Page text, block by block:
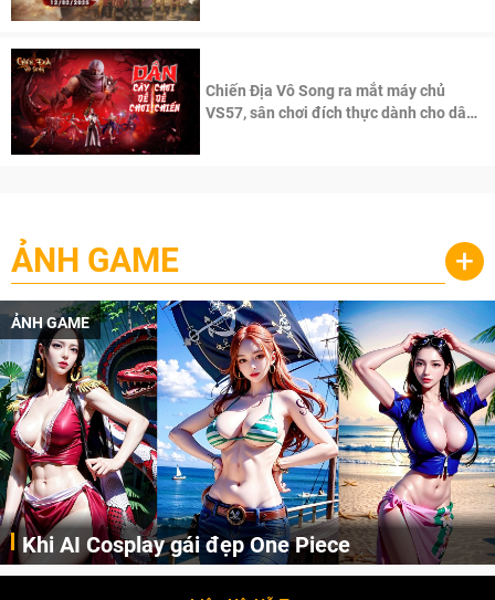
Chiến Địa Vô Song ra mắt máy chủ
VS57, sân chơi đích thực dành cho dân
ẢNH GAME +
ẢNH GAME
Khi AI Cosplay gái đẹp One Piece
Những cô nàng nóng bỏng Boa Hancock, Nico Robin, Nami, Yamato hay Perona được AI vẽ lại dưới hình thức Cosplay cực kỳ chuẩn chỉnh.